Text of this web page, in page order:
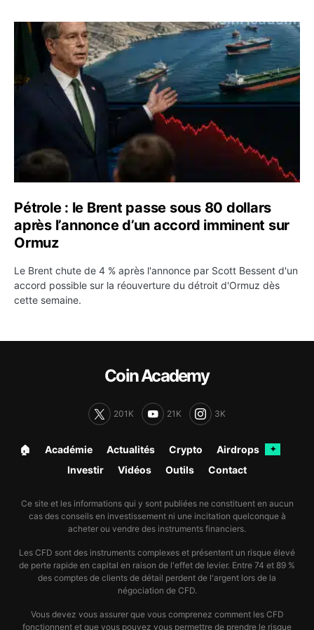
Pétrole : le Brent passe sous 80 dollars après
Pétrole : le Brent passe sous 80 dollars
après l’annonce d’un accord imminent sur
Ormuz
Le Brent chute de 4 % après l'annonce par Scott Bessent d'un
accord possible sur la réouverture du détroit d'Ormuz dès
cette semaine.
Coin Academy
201K 21K 3K
🏠︎ Académie Actualités Crypto Airdrops ✦
Investir Vidéos Outils Contact
Ce site et les informations qui y sont publiées ne constituent en aucun
cas des conseils en investissement ni une incitation quelconque à
acheter ou vendre des instruments financiers.
Les CFD sont des instruments complexes et présentent un risque élevé
de perte rapide en capital en raison de l'effet de levier. Entre 74 et 89 %
des comptes de clients de détail perdent de l'argent lors de la
négociation de CFD.
Vous devez vous assurer que vous comprenez comment les CFD
fonctionnent et que vous pouvez vous permettre de prendre le risque